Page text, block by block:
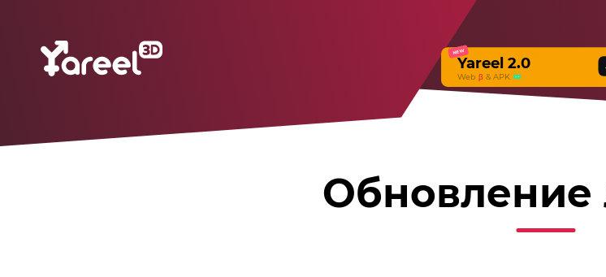
NEW
Yareel 2.0
Web β & APK
Обновление